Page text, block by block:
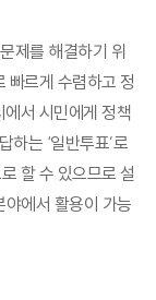
제를 해결하기 위
빠르게 수렴하고 정
서 시민에게 정책
하는 ‘일반투표’로
할 수 있으므로 설
에서 활용이 가능